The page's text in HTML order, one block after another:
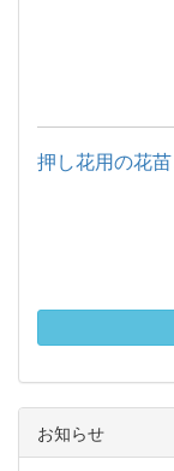
押し花用の花
お知らせ